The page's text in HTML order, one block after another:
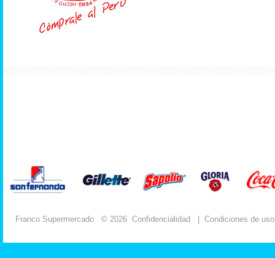
Franco Supermercado © 2026 Confidencialidad Condiciones de uso